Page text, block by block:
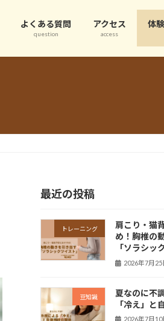
よくある質問
question
アクセス
access
体
最近の投稿
トレーニング
肩こり・猫
め！胸椎の
「ソラシッ
2026年7月25
豆知識
夏なのに不
「冷え」と
2026年7月10